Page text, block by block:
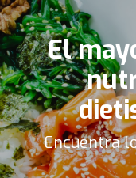
El
Encuentra